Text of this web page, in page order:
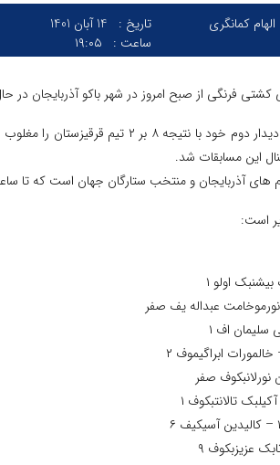
الهام کمانگری تاریخ :
14 آبان 1401
ساعت :
۱۹:۰۵
فرنگی از صبح امروز در شهر باکو آذربایجان در
این مسابقات شد.
های آذربایجان و منتخب ستارگان جهان است که تا
است:
نژاد مقابل مالخاز آمویان از